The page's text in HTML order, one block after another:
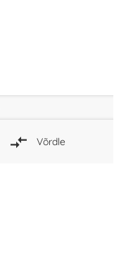
Võrdle